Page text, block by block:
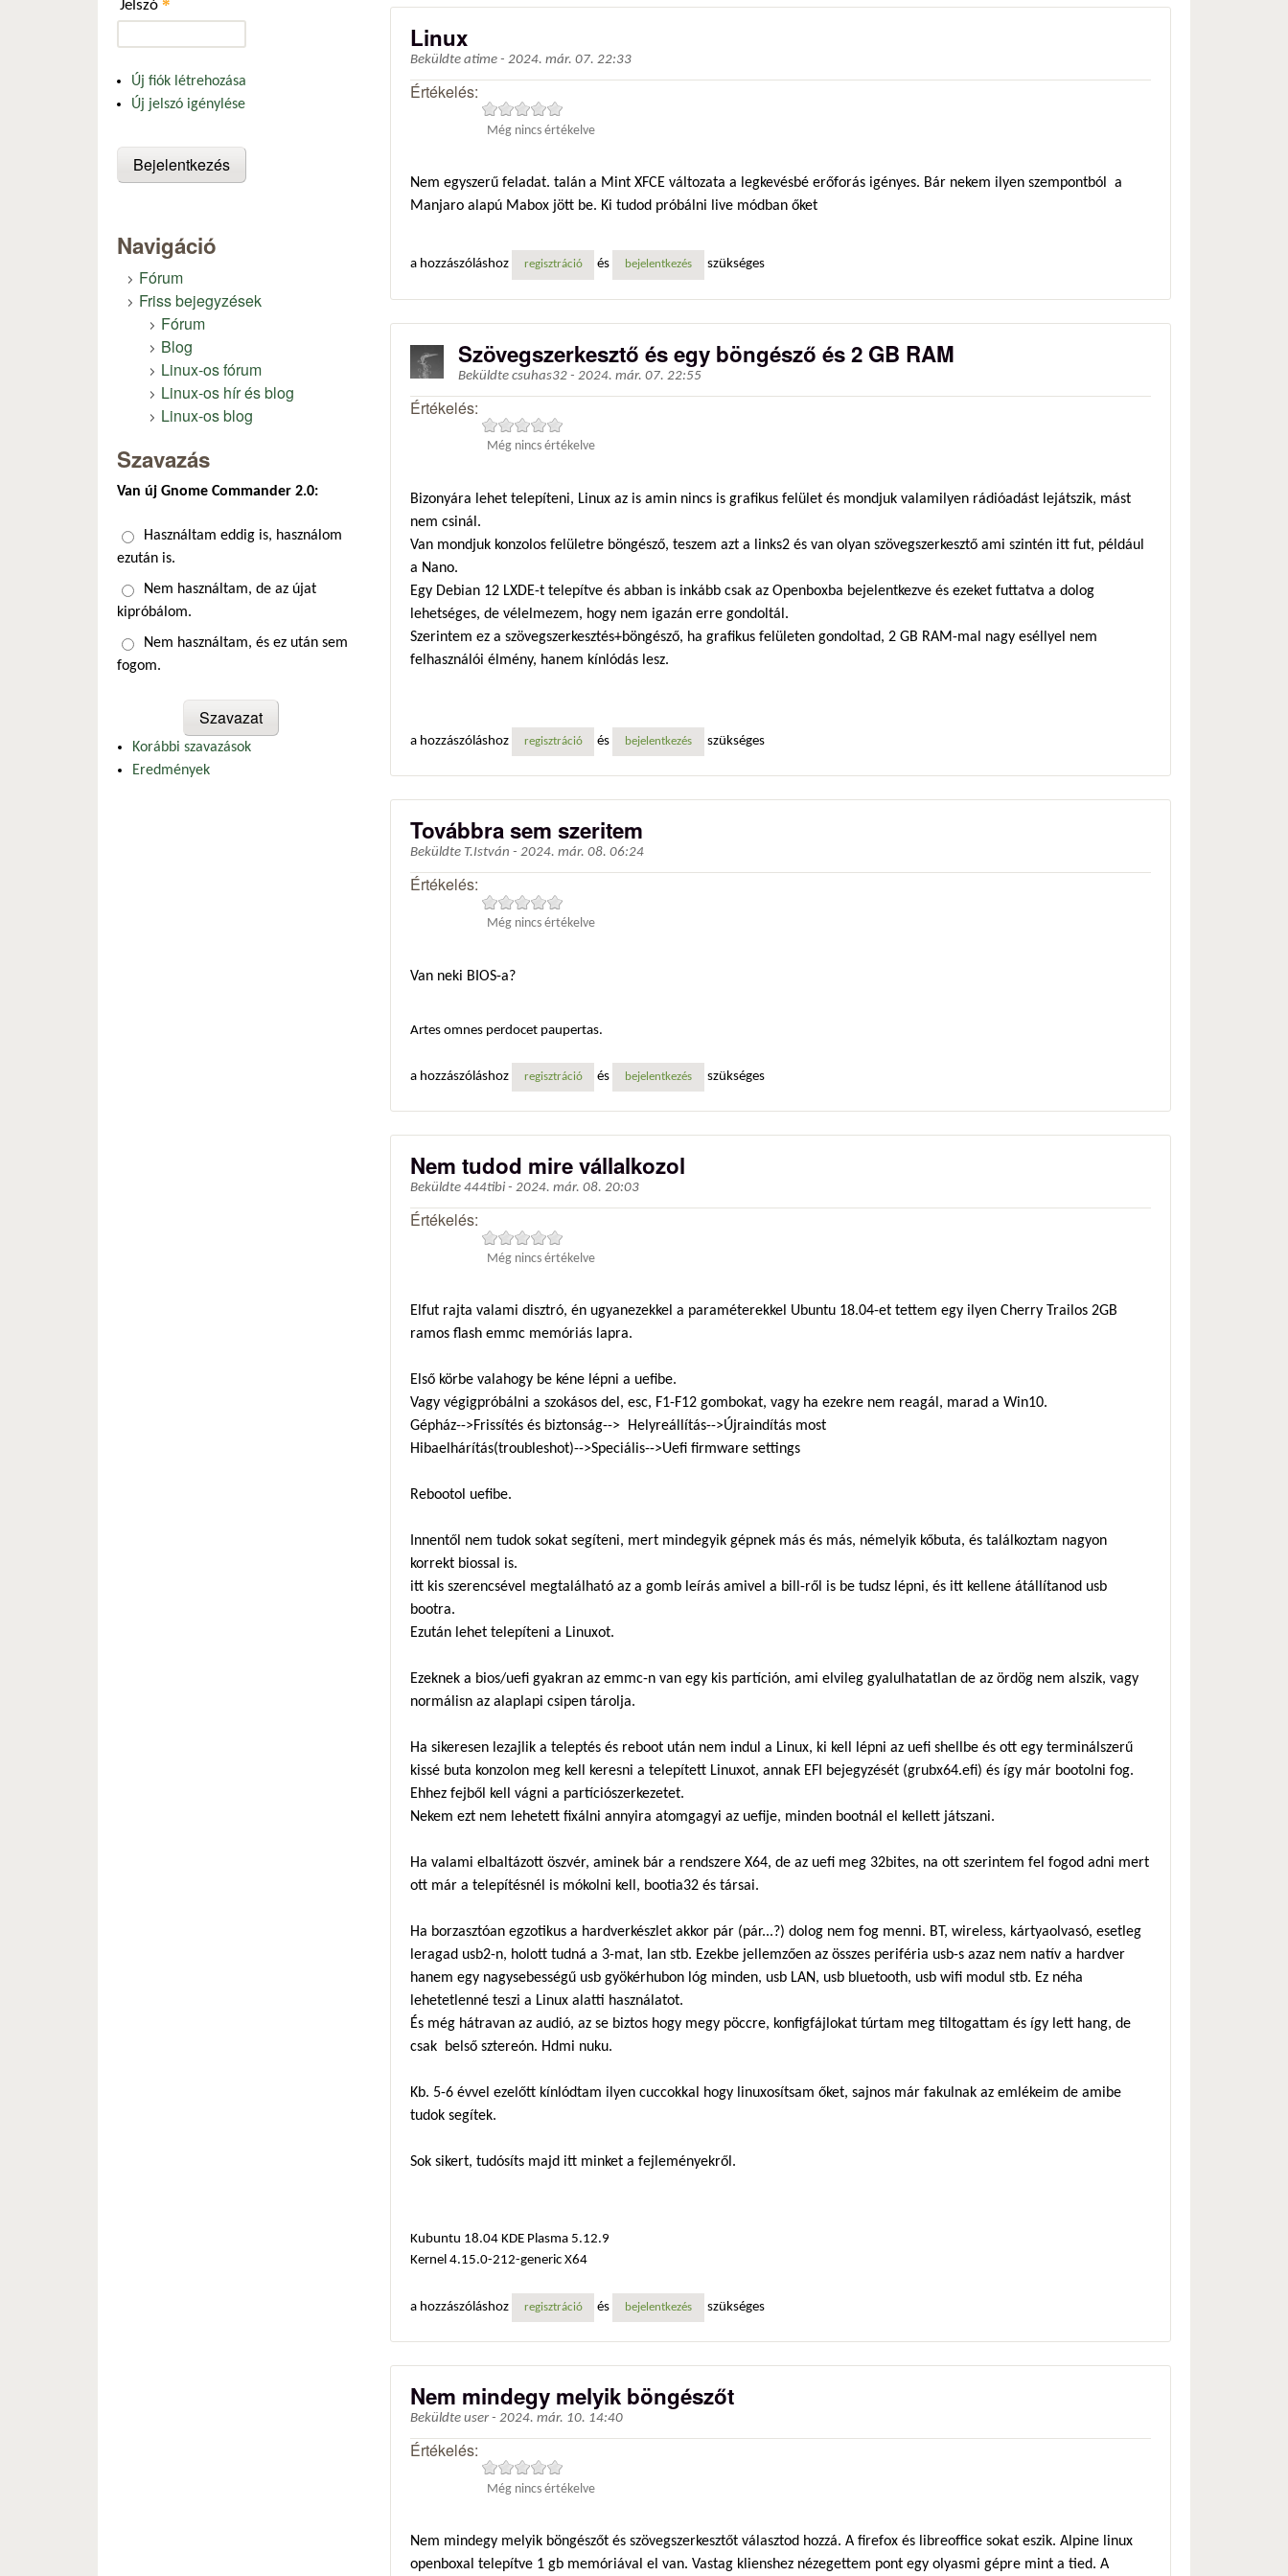
Linux
Beküldte atime - 2024. már. 07. 22:33
Értékelés:
Még nincs értékelve
Nem egyszerű feladat. talán a Mint XFCE változata a legkevésbé erőforás igényes. Bár nekem ilyen szempontból a
Manjaro alapú Mabox jött be. Ki tudod próbálni live módban őket
a hozzászóláshoz regisztráció és bejelentkezés szükséges
Szövegszerkesztő és egy böngésző és 2 GB RAM
Beküldte csuhas32 - 2024. már. 07. 22:55
Értékelés:
Még nincs értékelve
Bizonyára lehet telepíteni, Linux az is amin nincs is grafikus felület és mondjuk valamilyen rádióadást lejátszik, mást
nem csinál.
Van mondjuk konzolos felületre böngésző, teszem azt a links2 és van olyan szövegszerkesztő ami szintén itt fut, például
a Nano.
Egy Debian 12 LXDE-t telepítve és abban is inkább csak az Openboxba bejelentkezve és ezeket futtatva a dolog
lehetséges, de vélelmezem, hogy nem igazán erre gondoltál.
Szerintem ez a szövegszerkesztés+böngésző, ha grafikus felületen gondoltad, 2 GB RAM-mal nagy eséllyel nem
felhasználói élmény, hanem kínlódás lesz.
a hozzászóláshoz regisztráció és bejelentkezés szükséges
Továbbra sem szeritem
Beküldte T.István - 2024. már. 08. 06:24
Értékelés:
Még nincs értékelve
Van neki BIOS-a?
Artes omnes perdocet paupertas.
a hozzászóláshoz regisztráció és bejelentkezés szükséges
Nem tudod mire vállalkozol
Beküldte 444tibi - 2024. már. 08. 20:03
Értékelés:
Még nincs értékelve
Elfut rajta valami disztró, én ugyanezekkel a paraméterekkel Ubuntu 18.04-et tettem egy ilyen Cherry Trailos 2GB
ramos flash emmc memóriás lapra.
Első körbe valahogy be kéne lépni a uefibe.
Vagy végigpróbálni a szokásos del, esc, F1-F12 gombokat, vagy ha ezekre nem reagál, marad a Win10.
Gépház-->Frissítés és biztonság--> Helyreállítás-->Újraindítás most
Hibaelhárítás(troubleshot)-->Speciális-->Uefi firmware settings
Rebootol uefibe.
Innentől nem tudok sokat segíteni, mert mindegyik gépnek más és más, némelyik kőbuta, és találkoztam nagyon
korrekt biossal is.
itt kis szerencsével megtalálható az a gomb leírás amivel a bill-ről is be tudsz lépni, és itt kellene átállítanod usb
bootra.
Ezután lehet telepíteni a Linuxot.
Ezeknek a bios/uefi gyakran az emmc-n van egy kis partíción, ami elvileg gyalulhatatlan de az ördög nem alszik, vagy
normálisn az alaplapi csipen tárolja.
Ha sikeresen lezajlik a teleptés és reboot után nem indul a Linux, ki kell lépni az uefi shellbe és ott egy terminálszerű
kissé buta konzolon meg kell keresni a telepített Linuxot, annak EFI bejegyzését (grubx64.efi) és így már bootolni fog.
Ehhez fejből kell vágni a partíciószerkezetet.
Nekem ezt nem lehetett fixálni annyira atomgagyi az uefije, minden bootnál el kellett játszani.
Ha valami elbaltázott öszvér, aminek bár a rendszere X64, de az uefi meg 32bites, na ott szerintem fel fogod adni mert
ott már a telepítésnél is mókolni kell, bootia32 és társai.
Ha borzasztóan egzotikus a hardverkészlet akkor pár (pár...?) dolog nem fog menni. BT, wireless, kártyaolvasó, esetleg
leragad usb2-n, holott tudná a 3-mat, lan stb. Ezekbe jellemzően az összes periféria usb-s azaz nem natív a hardver
hanem egy nagysebességű usb gyökérhubon lóg minden, usb LAN, usb bluetooth, usb wifi modul stb. Ez néha
lehetetlenné teszi a Linux alatti használatot.
És még hátravan az audió, az se biztos hogy megy pöccre, konfigfájlokat túrtam meg tiltogattam és így lett hang, de
csak belső sztereón. Hdmi nuku.
Kb. 5-6 évvel ezelőtt kínlódtam ilyen cuccokkal hogy linuxosítsam őket, sajnos már fakulnak az emlékeim de amibe
tudok segítek.
Sok sikert, tudósíts majd itt minket a fejleményekről.
Kubuntu 18.04 KDE Plasma 5.12.9
Kernel 4.15.0-212-generic X64
a hozzászóláshoz regisztráció és bejelentkezés szükséges
Nem mindegy melyik böngészőt
Beküldte user- 2024. már. 10. 14:40
Értékelés:
Még nincs értékelve
Nem mindegy melyik böngészőt és szövegszerkesztőt választod hozzá. A firefox és libreoffice sokat eszik. Alpine linux
openboxal telepítve 1 gb memóriával el van. Vastag klienshez nézegettem pont egy olyasmi gépre mint a tied. A
Jelszó *
Új fiók létrehozása
Új jelszó igénylése
Navigáció
Fórum
Friss bejegyzések
Fórum
Blog
Linux-os fórum
Linux-os hír és blog
Linux-os blog
Szavazás
Van új Gnome Commander 2.0:
Választások
Használtam eddig is, használom
ezután is.
Nem használtam, de az újat
kipróbálom.
Nem használtam, és ez után sem
fogom.
Korábbi szavazások
Eredmények